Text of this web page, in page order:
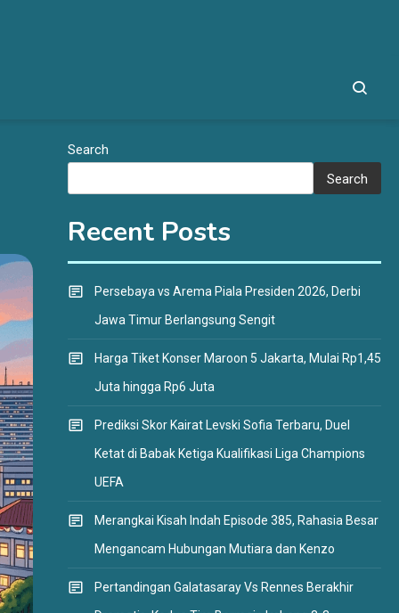
Search
Search
Recent Posts
Persebaya vs Arema Piala Presiden 2026, Derbi
Jawa Timur Berlangsung Sengit
Harga Tiket Konser Maroon 5 Jakarta, Mulai Rp1,45
Juta hingga Rp6 Juta
Prediksi Skor Kairat Levski Sofia Terbaru, Duel
Ketat di Babak Ketiga Kualifikasi Liga Champions
UEFA
Merangkai Kisah Indah Episode 385, Rahasia Besar
Mengancam Hubungan Mutiara dan Kenzo
Pertandingan Galatasaray Vs Rennes Berakhir